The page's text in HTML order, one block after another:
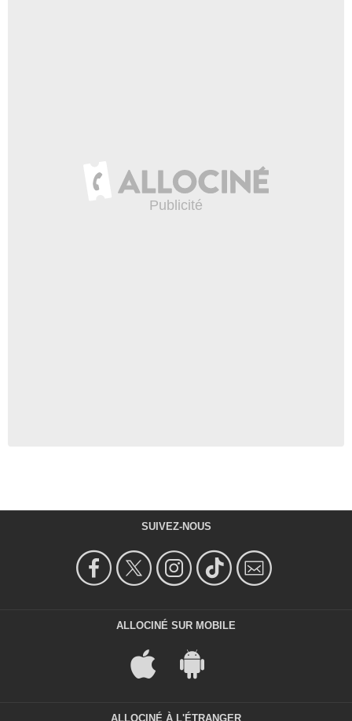
SUIVEZ-NOUS
ALLOCINÉ SUR MOBILE
ALLOCINÉ À L'ÉTRANGER